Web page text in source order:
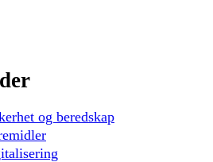
og beredskap